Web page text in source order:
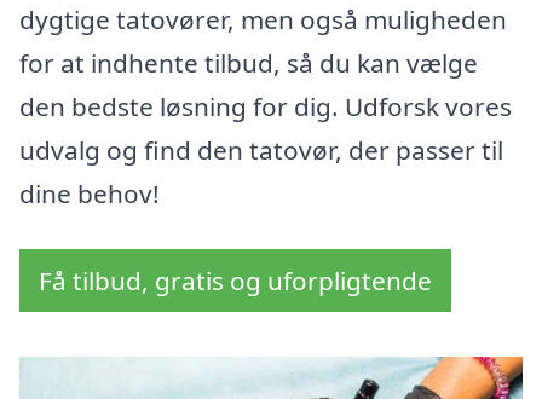
dygtige tatovører, men også muligheden
for at indhente tilbud, så du kan vælge
den bedste løsning for dig. Udforsk vores
udvalg og find den tatovør, der passer til
dine behov!
Få tilbud, gratis og uforpligtende